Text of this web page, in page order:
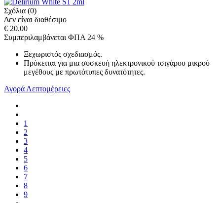
Σχόλια (0)
Δεν είναι διαθέσιμο
€ 20.00
Συμπεριλαμβάνεται ΦΠΑ 24 %
Ξεχωριστός σχεδιασμός.
Πρόκειται για μια συσκευή ηλεκτρονικού τσιγάρου μικρού
μεγέθους με πρωτότυπες δυνατότητες.
Αγορά Λεπτομέρειες
1
2
3
4
5
6
7
8
9